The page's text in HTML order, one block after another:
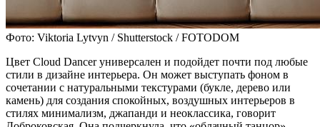
Фото: Viktoria Lytvyn / Shutterstock / FOTODOM
Цвет Cloud Dancer универсален и подойдет почти под любые
стили в дизайне интерьера. Он может выступать фоном в
сочетании с натуральными текстурами (букле, дерево или
камень) для создания спокойных, воздушных интерьеров в
стилях минимализм, джапанди и неоклассика, говорит